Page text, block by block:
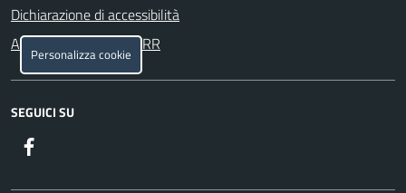
Dichiarazione di accessibilità
Attuazione misure PNRR
SEGUICI SU
Personalizza cookie